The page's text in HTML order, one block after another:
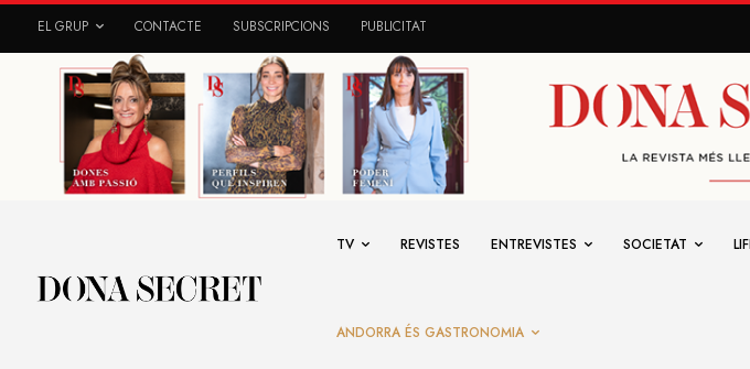
EL GRUP CONTACTE SUBSCRIPCIONS PUBLICITAT
TV REVISTES ENTREVISTES SOCIETAT
ANDORRA ÉS GASTRONOMIA